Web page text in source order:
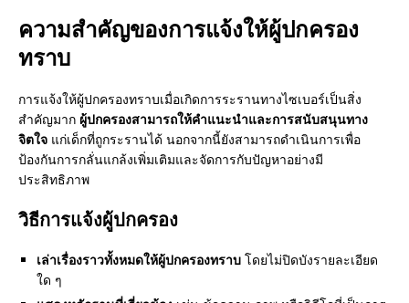
ความสำคัญของการแจ้งให้ผู้ปกครอง
ทราบ
การแจ้งให้ผู้ปกครองทราบเมื่อเกิดการระรานทางไซเบอร์เป็นสิ่ง
สำคัญมาก ผู้ปกครองสามารถให้คำแนะนำและการสนับสนุนทาง
จิตใจ แก่เด็กที่ถูกระรานได้ นอกจากนี้ยังสามารถดำเนินการเพื่อ
ป้องกันการกลั่นแกล้งเพิ่มเติมและจัดการกับปัญหาอย่างมี
ประสิทธิภาพ
วิธีการแจ้งผู้ปกครอง
เล่าเรื่องราวทั้งหมดให้ผู้ปกครองทราบ โดยไม่ปิดบังรายละเอียด
ใด ๆ